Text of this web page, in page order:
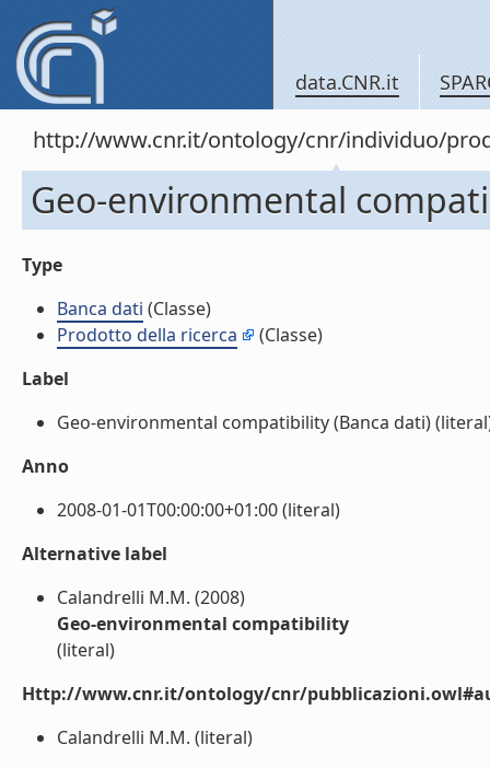
data.CNR.it
http://www.cnr.it/ontology/cnr/individuo/
Geo-environmental
Type
Banca dati (Classe)
Prodotto della ricerca
(Classe)
Label
Geo-environmental compatibility (Banca dati)
Anno
2008-01-01T00:00:00+01:00 (literal)
Alternative label
Calandrelli M.M. (2008)
Geo-environmental compatibility
(literal)
Http://www.cnr.it/ontology/cnr/
Calandrelli M.M. (literal)